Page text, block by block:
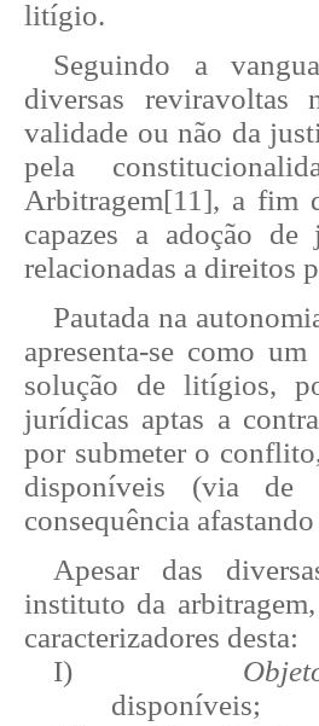
litígio.
Seguindo a
diversas reviravoltas
validade ou não da
pela
Arbitragem[11], a fim
capazes a adoção
relacionadas a direitos
Pautada na
apresenta-se como
solução de litígios,
jurídicas aptas a
por submeter o
disponíveis (via de
consequência
Apesar das
instituto da
caracterizadores desta:
I)
disponíveis;